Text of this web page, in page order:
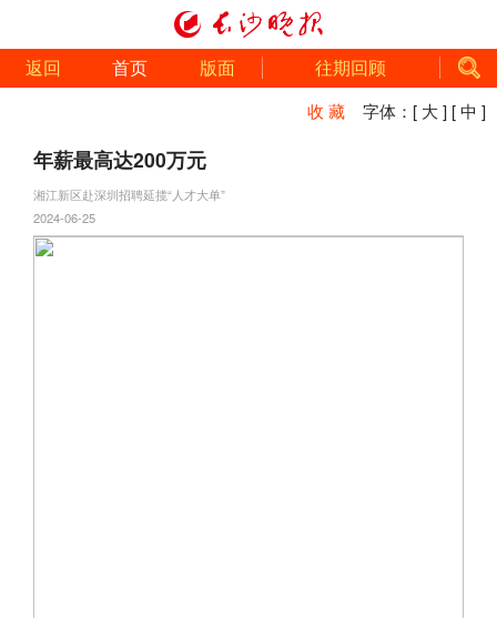
返回 首页 版面 往期回顾
收 藏 字体： [ 大 ] [ 中 ]
年薪最高达200万元
湘江新区赴深圳招聘延揽“人才大单”
2024-06-25